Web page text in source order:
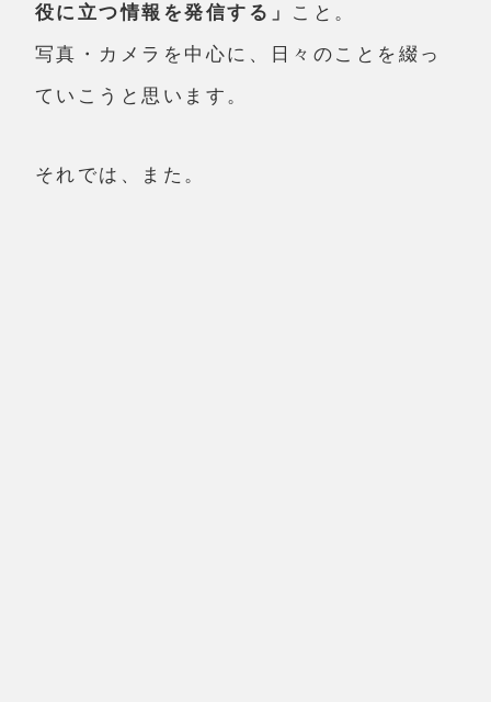
役に立つ情報を発信する」 こと。
写真・カメラを中心に、日々のことを綴っ
ていこうと思います。
それでは、また。